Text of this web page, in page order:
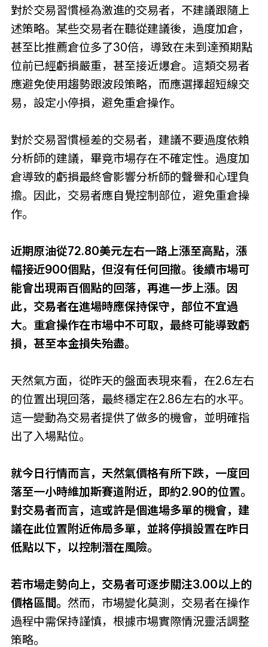
對於交易習慣極為激進的交易者，不建議跟隨上
述策略。某些交易者在聽從建議後，過度加倉，
甚至比推薦倉位多了30倍，導致在未到達預期點
位前已經虧損嚴重，甚至接近爆倉。這類交易者
應避免使用趨勢跟波段策略，而應選擇超短線交
易，設定小停損，避免重倉操作。
對於交易習慣極差的交易者，建議不要過度依賴
分析師的建議，畢竟市場存在不確定性。過度加
倉導致的虧損最終會影響分析師的聲譽和心理負
擔。因此，交易者應自覺控制部位，避免重倉操
作。
近期原油從72.80美元左右一路上漲至高點，漲
幅接近900個點，但沒有任何回撤。後續市場可
能會出現兩百個點的回落，再進一步上漲。因
此，交易者在進場時應保持保守，部位不宜過
大。重倉操作在市場中不可取，最終可能導致虧
損，甚至本金損失殆盡。
天然氣方面，從昨天的盤面表現來看，在2.6左右
的位置出現回落，最終穩定在2.86左右的水平。
這一變動為交易者提供了做多的機會，並明確指
出了入場點位。
就今日行情而言，天然氣價格有所下跌，一度回
落至一小時維加斯賽道附近，即約2.90的位置。
對交易者而言，這或許是個進場多單的機會，建
議在此位置附近佈局多單，並將停損設置在昨日
低點以下，以控制潛在風險。
若市場走勢向上，交易者可逐步關注3.00以上的
價格區間。 然而，市場變化莫測，交易者在操作
過程中需保持謹慎，根據市場實際情況靈活調整
策略。